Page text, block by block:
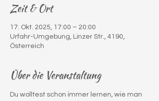
Zeit & Ort
17. Okt. 2025, 17:00 – 20:00
Urfahr-Umgebung, Linzer Str., 4190,
Österreich
Über die Veranstaltung
Du wolltest schon immer lernen, wie man